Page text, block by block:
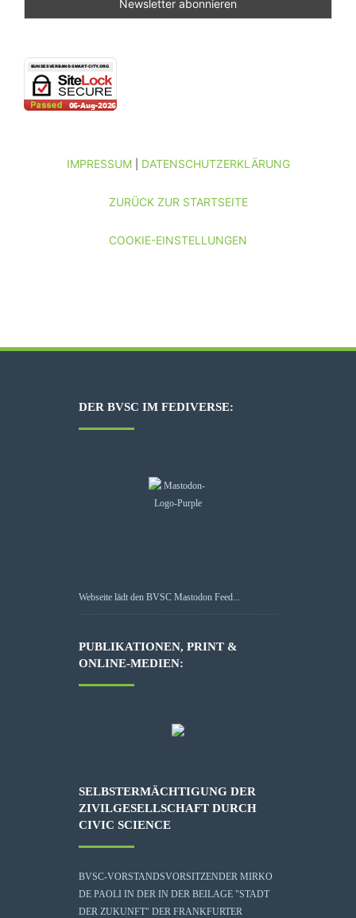
IMPRESSUM| DATENSCHUTZERKLÄRUNG
ZURÜCK ZUR STARTSEITE
COOKIE-EINSTELLUNGEN
DER BVSC IM FEDIVERSE:
Webseite lädt den BVSC Mastodon Feed...
PUBLIKATIONEN, PRINT &
ONLINE-MEDIEN:
SELBSTERMÄCHTIGUNG DER
ZIVILGESELLSCHAFT DURCH
CIVIC SCIENCE
BVSC-VORSTANDSVORSITZENDER MIRKO
DE PAOLI IN DER IN DER BEILAGE "STADT
DER ZUKUNFT" DER FRANKFURTER